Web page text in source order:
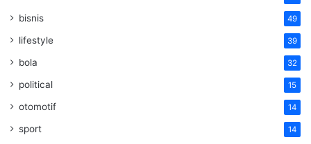
bisnis 49
lifestyle 39
bola 32
political 15
otomotif 14
sport 14